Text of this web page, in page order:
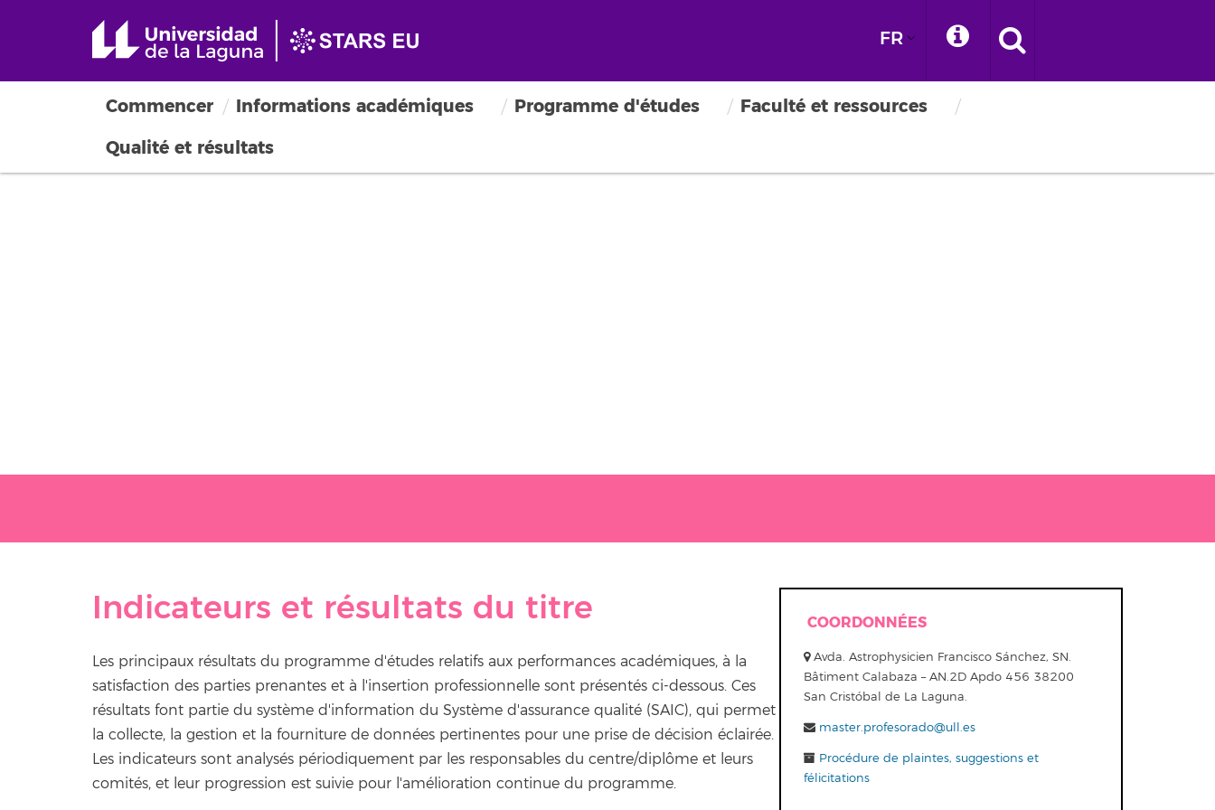
FR
Commencer Informations académiques Programme d'études
Faculté et ressources
Qualité et résultats
Indicateurs et résultats du titre
Les principaux résultats du programme d'études relatifs aux performances académiques, à la
satisfaction des parties prenantes et à l'insertion professionnelle sont présentés ci-dessous. Ces
résultats font partie du système d'information du Système d'assurance qualité (SAIC), qui permet
la collecte, la gestion et la fourniture de données pertinentes pour une prise de décision éclairée.
Les indicateurs sont analysés périodiquement par les responsables du centre/diplôme et leurs
comités, et leur progression est suivie pour l'amélioration continue du programme.
COORDONNÉES
Avda. Astrophysicien Francisco Sánchez, SN.
Bâtiment Calabaza – AN.2D Apdo 456 38200
San Cristóbal de La Laguna.
master.profesorado@ull.es
Procédure de plaintes, suggestions et
félicitations